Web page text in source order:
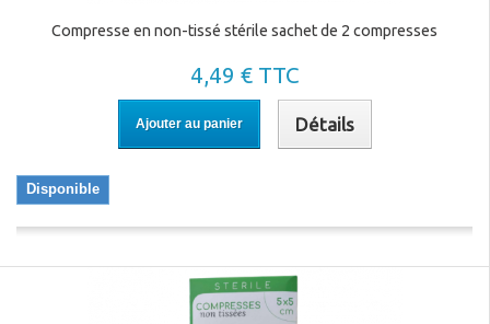
Compresse en non-tissé stérile sachet de 2 compresses
4,49 € TTC
Ajouter au panier Détails
Disponible